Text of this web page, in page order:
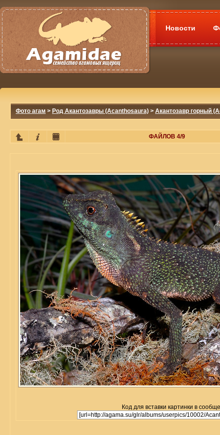
Новости
Фото агам > Род Акантозавры (Acanthosaura) > Акантозавр горный
ФАЙЛОВ 4/9
Код для вставки картинки в